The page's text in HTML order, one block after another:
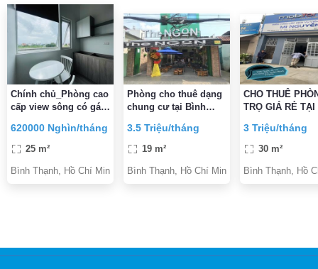
Chính chủ_Phòng cao
cấp view sông có gác
620000 Nghìn/tháng
25 m²
Bình Thạnh, Hồ Chí Minh
Phòng cho thuê dạng
chung cư tại Bình
3.5 Triệu/tháng
19 m²
Bình Thạnh, Hồ Chí Minh
CHO THUÊ
TRỌ GIÁ RẺ TẠI
3 Triệu/tháng
30 m²
Bình Thạnh, Hồ